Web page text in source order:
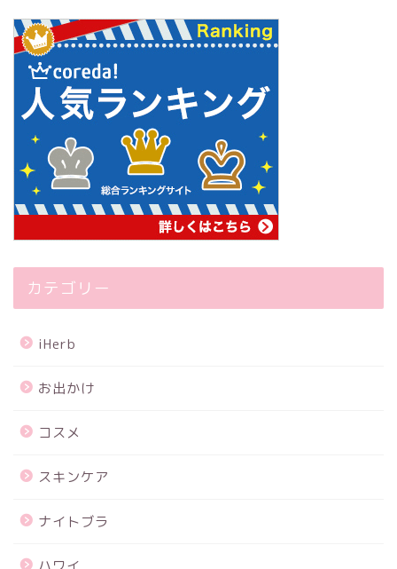
カテゴリー
iHerb
お出かけ
コスメ
スキンケア
ナイトブラ